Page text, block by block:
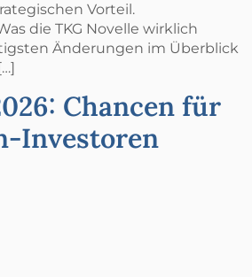
Vorteil.
die TKG Novelle wirklich
Änderungen im Überblick
Chancen für
Investoren